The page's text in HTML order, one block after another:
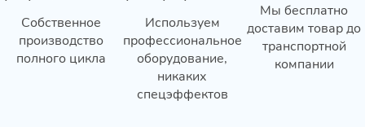
Собственное
производство
полного цикла
Используем
профессиональное
оборудование,
никаких
спецэффектов
Мы бесплатно
доставим товар до
транспортной
компании